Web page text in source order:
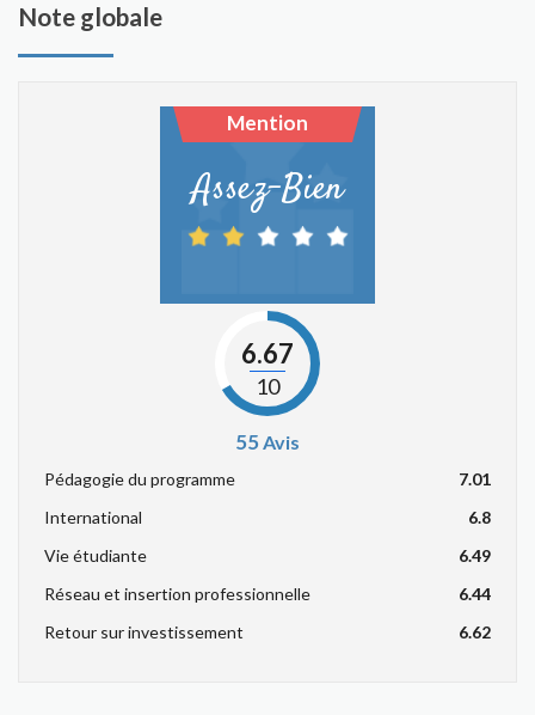
Note globale
Mention
Assez-Bien
6.67
10
55Avis
Pédagogie du programme
7.01
International
6.8
Vie étudiante
6.49
Réseau et insertion professionnelle
6.44
Retour sur investissement
6.62